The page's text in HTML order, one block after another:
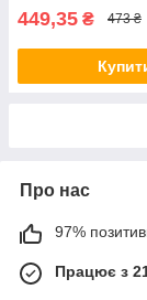
449,35 ₴ 473 ₴
Про нас
97%
Працює з